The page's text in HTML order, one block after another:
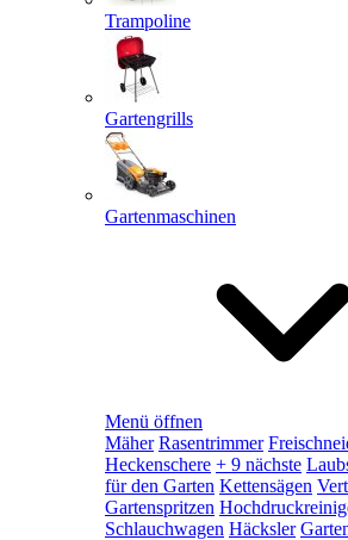
Trampoline
Gartengrills
Gartenmaschinen
Menü öffnen
Mäher Rasentrimmer
Heckenschere + 9 nächste
für den Garten Kettensägen
Gartenspritzen
Schlauchwagen Häcksler